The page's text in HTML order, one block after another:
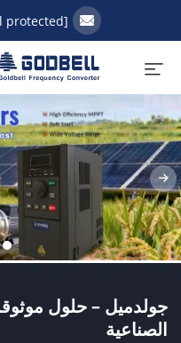
[email protected]
جولدميل – حلول
الصناعية